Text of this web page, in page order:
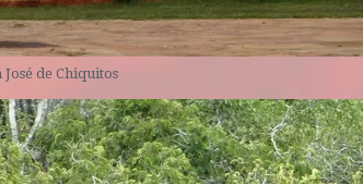
José de Chiquitos